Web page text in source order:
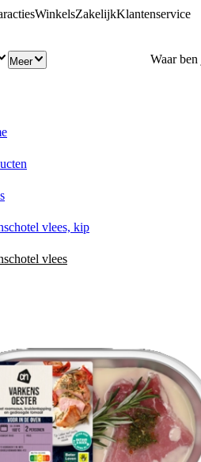
WinkelsZakelijkKlantenservice
Meer
vlees, kip
vlees